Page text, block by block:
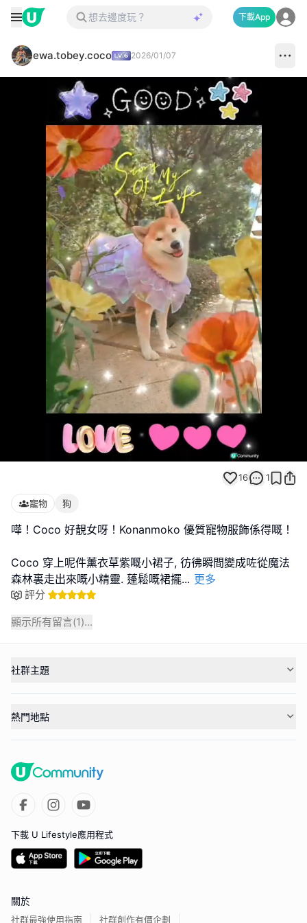
下載App
ewa.tobey.coco 2026/01/07
Loaded
100.00%
16 1
寵物 狗
嘩！Coco 好靚女呀！Konanmoko 優質寵物服飾係得嘅！
Coco 穿上呢件薰衣草紫嘅小裙子, 彷彿瞬間變成咗從魔法
森林裏走出來嘅小精靈. 蓬鬆嘅裙擺... 更多
評分
顯示所有留言(1)...
社群主題
熱門地點
下載 U Lifestyle應用程式
關於
社群最強使用指南 社群創作有價企劃